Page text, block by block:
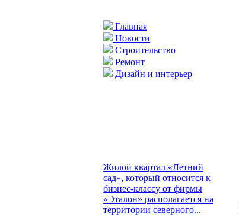
Главная
Новости
Строительство
Ремонт
Дизайн и интерьер
Жилой квартал «Летний
сад», который относится к
бизнес-классу от фирмы
«Эталон» располагается на
территории северного...